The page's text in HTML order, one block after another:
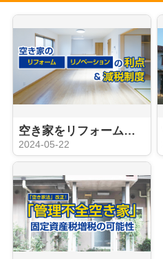
空き家をリフォームやリノベーションする利点は？減税制度も紹介
2024-05-22